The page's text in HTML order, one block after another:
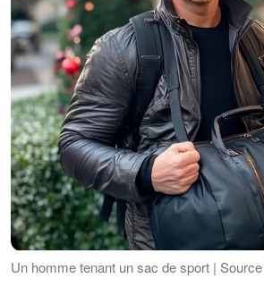
Un homme tenant un sac de sport |